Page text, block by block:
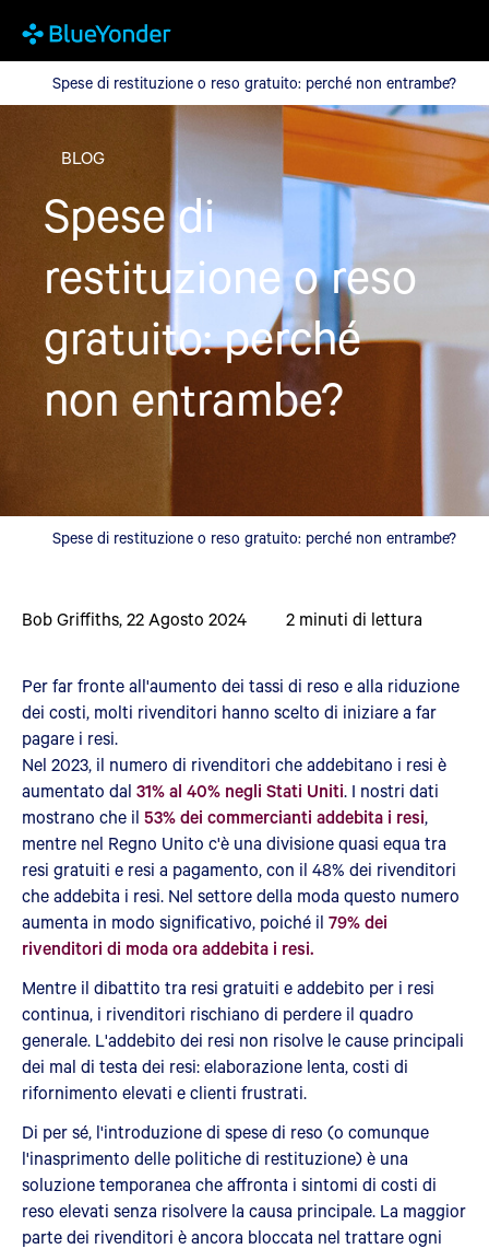
Spese di restituzione o reso gratuito: perché non entrambe?
Spese di restituzione o reso gratuito: perché non entrambe?
BLOG
Spese di
restituzione o reso
gratuito: perché
non entrambe?
Spese di restituzione o reso gratuito: perché non entrambe?
Bob Griffiths,22 Agosto 2024 2 minuti di lettura
Per far fronte all'aumento dei tassi di reso e alla riduzione
dei costi, molti rivenditori hanno scelto di iniziare a far
pagare i resi.
Nel 2023, il numero di rivenditori che addebitano i resi è
aumentato dal 31% al 40% negli Stati Uniti. I nostri dati
mostrano che il 53% dei commercianti addebita i resi,
mentre nel Regno Unito c'è una divisione quasi equa tra
resi gratuiti e resi a pagamento, con il 48% dei rivenditori
che addebita i resi. Nel settore della moda questo numero
aumenta in modo significativo, poiché il 79% dei
rivenditori di moda ora addebita i resi.
Mentre il dibattito tra resi gratuiti e addebito per i resi
continua, i rivenditori rischiano di perdere il quadro
generale. L'addebito dei resi non risolve le cause principali
dei mal di testa dei resi: elaborazione lenta, costi di
rifornimento elevati e clienti frustrati.
Di per sé, l'introduzione di spese di reso (o comunque
l'inasprimento delle politiche di restituzione) è una
soluzione temporanea che affronta i sintomi di costi di
reso elevati senza risolvere la causa principale. La maggior
parte dei rivenditori è ancora bloccata nel trattare ogni